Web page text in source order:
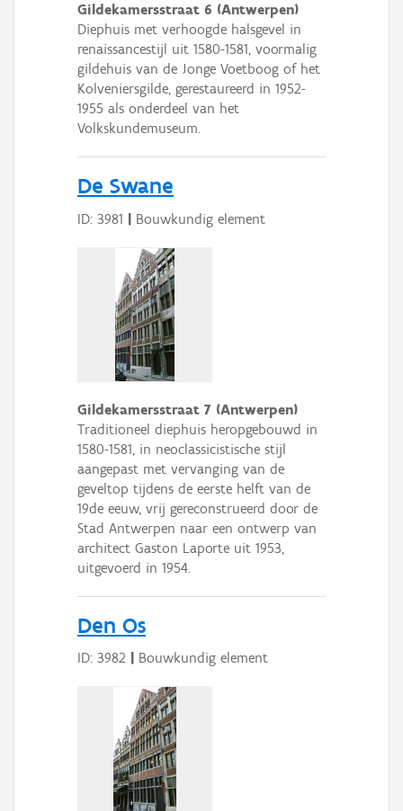
Gildekamersstraat 6 (Antwerpen)
Diephuis met verhoogde halsgevel in
renaissancestijl uit 1580-1581, voormalig
gildehuis van de Jonge Voetboog of het
Kolveniersgilde, gerestaureerd in 1952-
1955 als onderdeel van het
Volkskundemuseum.
De Swane
ID: 3981 | Bouwkundig element
Gildekamersstraat 7 (Antwerpen)
Traditioneel diephuis heropgebouwd in
1580-1581, in neoclassicistische stijl
aangepast met vervanging van de
geveltop tijdens de eerste helft van de
19de eeuw, vrij gereconstrueerd door de
Stad Antwerpen naar een ontwerp van
architect Gaston Laporte uit 1953,
uitgevoerd in 1954.
Den Os
ID: 3982 | Bouwkundig element